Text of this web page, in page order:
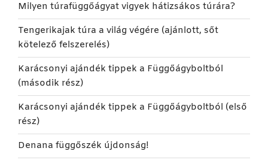
Milyen túrafüggőágyat vigyek hátizsákos túrára?
Tengerikajak túra a világ végére (ajánlott, sőt
kötelező felszerelés)
Karácsonyi ajándék tippek a Függőágyboltból
(második rész)
Karácsonyi ajándék tippek a Függőágyboltból (első
rész)
Denana függőszék újdonság!